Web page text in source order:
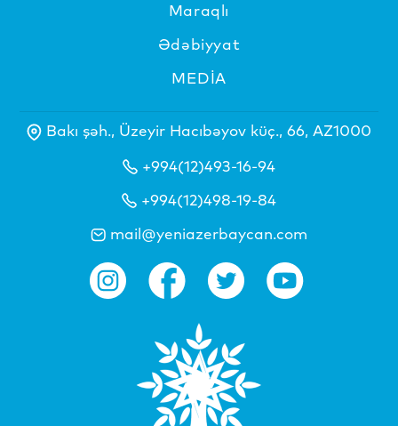
Maraqlı
Ədəbiyyat
MEDİA
Bakı şəh., Üzeyir Hacıbəyov küç., 66, AZ1000
+994(12)493-16-94
+994(12)498-19-84
mail@yeniazerbaycan.com